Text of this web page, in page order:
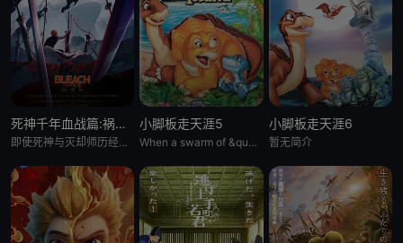
死神千年血战篇:祸进谭:动漫
即使死神与灭却师历经千年的血战尽头，毁灭的未来已隐约可见── &nbsp; &nbsp; &nbsp; &nbsp; &nbsp; &nbsp; &nbsp; &nbsp; &nbsp; &nbsp;
小脚板走天涯5
When a swarm of &quot;leaf-gobblers&quot; devours all
小脚板走天涯6
暂无简介